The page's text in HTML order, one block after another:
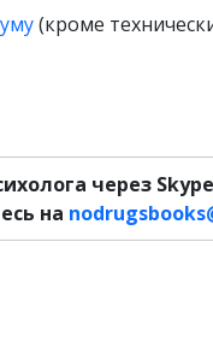
(кроме
через
на